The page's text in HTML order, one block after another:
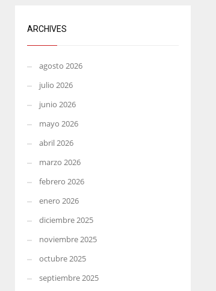
ARCHIVES
agosto 2026
julio 2026
junio 2026
mayo 2026
abril 2026
marzo 2026
febrero 2026
enero 2026
diciembre 2025
noviembre 2025
octubre 2025
septiembre 2025